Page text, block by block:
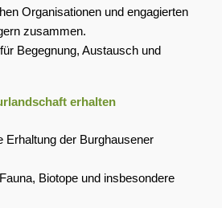
Organisationen und engagierten
zusammen.
Begegnung, Austausch und
erhalten
Erhaltung der Burghausener
Biotope und insbesondere